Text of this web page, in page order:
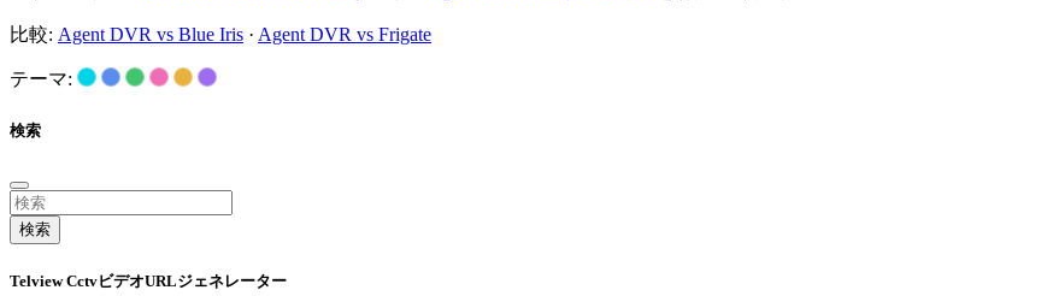
比較: Agent DVR vs Blue Iris · Agent DVR vs Frigate
テーマ:
検索
検索
Telview CctvビデオURLジェネレーター